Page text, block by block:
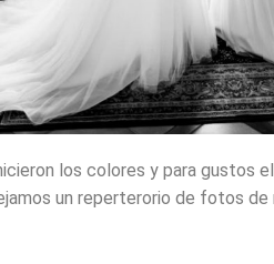
los colores y para gustos
un reperterorio de fotos de